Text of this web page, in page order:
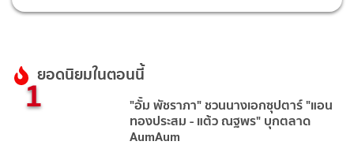
ยอดนิยมในตอนนี้
1 "อั้ม พัชราภา" ชวนนางเอกซุปตาร์ "แอน
ทองประสม - แต้ว ณฐพร" บุกตลาด
AumAum